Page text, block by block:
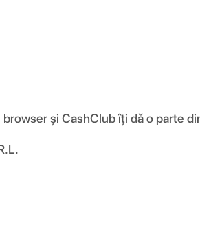
și CashClub îți dă o parte